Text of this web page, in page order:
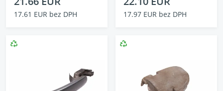
17.61 EUR bez DPH 17.97 EUR bez DPH